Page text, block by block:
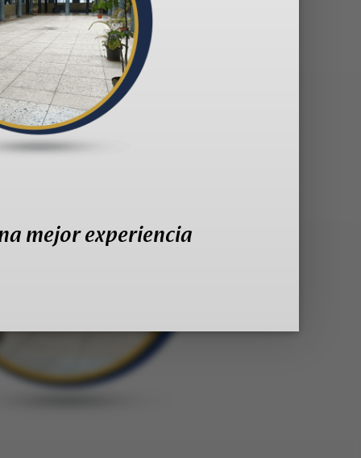
mejor experiencia